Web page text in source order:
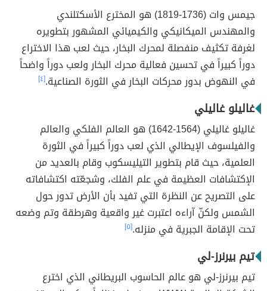
جيمس وات (1736-1819) هو المخترع الأسكتلندي
والمهندس الميكانيكي والكيميائي المشهور بتطويره
لغرفة تكثيف منفصلة لمحرك البخار، حيث لعب هذا الاختراع
دوراً كبيراً في تحسين فعالية محرك البخار ولعب دوراً واضحاً
في النهوض بدور محركات البخار في الثورة الصناعية.[٤]
غاليلو غاليلي
غاليلو غاليلي (1564-1642) هو العالم الفلكي والعالم
والفيلسوف الإيطالي الذي لعب دوراً كبيراً في الثورة
العلمية، حيث قام بتطوير التيليسكوب وقام بالعديد من
الإكتشافات العظيمة في علم الفلك، وشجعّته اكتشافاته
على التصريح عن النظرة التي تفيد بأن الأرض تدور حول
الشمس ولكنّ آراءه اعتبرت غير واقعية وهرطقة وتم وضعه
تحت الإقامة الجبرية في منزله.[٥]
تيم بيرنرز-لي
تيم بيرنرز-لي هو عالم الحاسوب البريطاني الذي اخترع